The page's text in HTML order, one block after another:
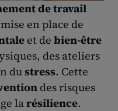
de travail
en place de
et de bien-être
des ateliers
dustress. Cette
des risques
larésilience.